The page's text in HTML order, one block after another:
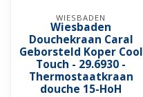
WIESBADEN
Wiesbaden
Douchekraan Caral
Geborsteld Koper Cool
Touch - 29.6930 -
Thermostaatkraan
douche 15-HoH